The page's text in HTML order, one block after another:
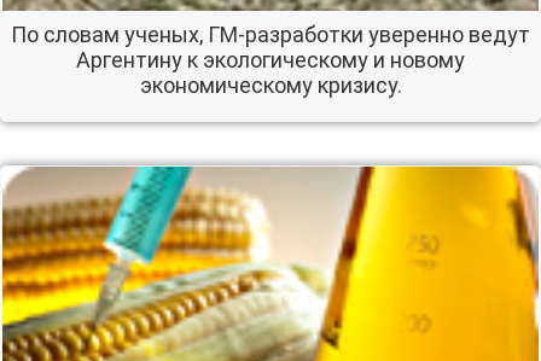
По словам ученых, ГМ-разработки уверенно ведут
Аргентину к экологическому и новому
экономическому кризису.